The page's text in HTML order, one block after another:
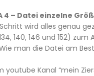
4 – Datei einzelne
wird alles genau
140, 146 und 152) zum
man die Datei am
youtube Kanal “mein